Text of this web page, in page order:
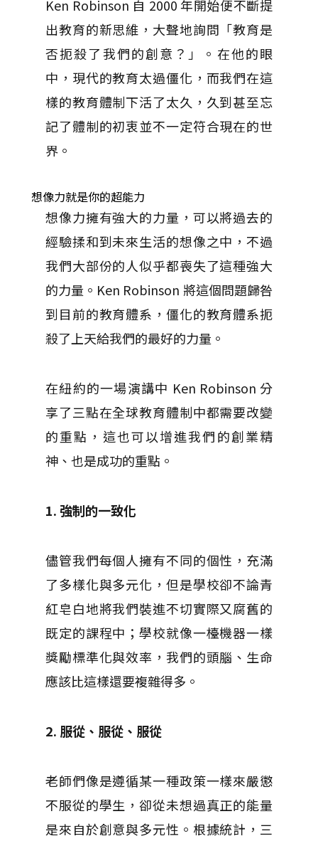
Ken Robinson 自 2000 年開始便不斷提
出教育的新思維，大聲地詢問「教育是
否扼殺了我們的創意？」。在他的眼
中，現代的教育太過僵化，而我們在這
樣的教育體制下活了太久，久到甚至忘
記了體制的初衷並不一定符合現在的世
界。
想像力就是你的超能力
想像力擁有強大的力量，可以將過去的
經驗揉和到未來生活的想像之中，不過
我們大部份的人似乎都喪失了這種強大
的力量。Ken Robinson 將這個問題歸咎
到目前的教育體系，僵化的教育體系扼
殺了上天給我們的最好的力量。
在紐約的一場演講中 Ken Robinson 分
享了三點在全球教育體制中都需要改變
的重點，這也可以增進我們的創業精
神、也是成功的重點。
1. 強制的一致化
儘管我們每個人擁有不同的個性，充滿
了多樣化與多元化，但是學校卻不論青
紅皂白地將我們裝進不切實際又腐舊的
既定的課程中；學校就像一檯機器一樣
獎勵標準化與效率，我們的頭腦、生命
應該比這樣還要複雜得多。
2. 服從、服從、服從
老師們像是遵循某一種政策一樣來嚴懲
不服從的學生，卻從未想過真正的能量
是來自於創意與多元性。根據統計，三